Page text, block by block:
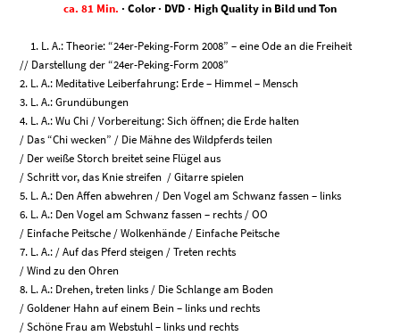
ca. 81 Min. · Color · DVD · High Quality in Bild und Ton
1. L. A.: Theorie: “24er-Peking-Form 2008” – eine Ode an die Freiheit
// Darstellung der “24er-Peking-Form 2008”
2. L. A.: Meditative Leiberfahrung: Erde – Himmel – Mensch
3. L. A.: Grundübungen
4. L. A.: Wu Chi / Vorbereitung: Sich öffnen; die Erde halten
/ Das “Chi wecken” / Die Mähne des Wildpferds teilen
/ Der weiße Storch breitet seine Flügel aus
/ Schritt vor, das Knie streifen / Gitarre spielen
5. L. A.: Den Affen abwehren / Den Vogel am Schwanz fassen – links
6. L. A.: Den Vogel am Schwanz fassen – rechts / OO
/ Einfache Peitsche / Wolkenhände / Einfache Peitsche
7. L. A.: / Auf das Pferd steigen / Treten rechts
/ Wind zu den Ohren
8. L. A.: Drehen, treten links / Die Schlange am Boden
/ Goldener Hahn auf einem Bein – links und rechts
/ Schöne Frau am Webstuhl – links und rechts